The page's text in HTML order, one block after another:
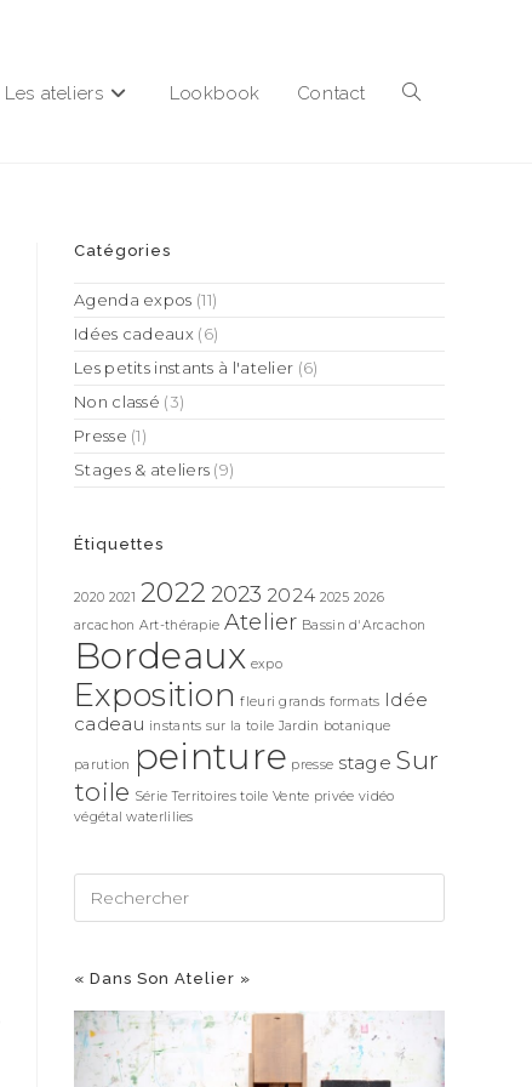
Les ateliers Lookbook Contact
Catégories
Agenda expos (11)
Idées cadeaux (6)
Les petits instants à l'atelier (6)
Non classé (3)
Presse (1)
Stages & ateliers (9)
Étiquettes
2020 2021 2022 2023 2024 2025 2026
arcachon Art-thérapie Atelier Bassin d'Arcachon
Bordeaux expo
Exposition fleuri grands formats Idée
cadeau instants sur la toile Jardin botanique
parution peinture presse stage Sur
toile Série Territoires toile Vente privée vidéo
végétal waterlilies
« Dans Son Atelier »